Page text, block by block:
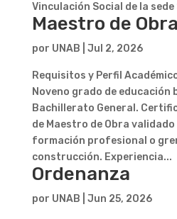
Vinculación Social de la sede
Maestro de Obra
por UNAB Jul 2, 2026
Requisitos y Perfil
Noveno grado de educación
Bachillerato General.
de Maestro de Obra
formación profesional o
construcción. Experiencia...
Ordenanza
por UNAB Jun 25, 2026